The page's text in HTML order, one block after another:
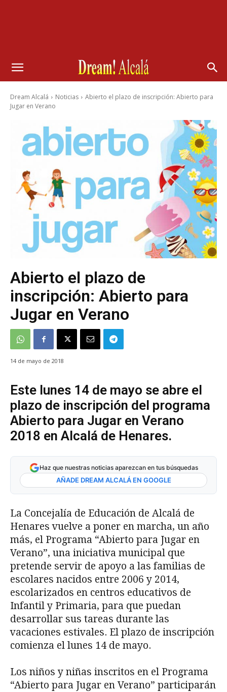
Dream Alcalá Noticias
Abierto el plazo de inscripción: Abierto para
Jugar en Verano
Abierto el plazo de
inscripción: Abierto para
Jugar en Verano
14 de mayo de 2018
Este lunes 14 de mayo se abre el
plazo de inscripción del programa
Abierto para Jugar en Verano
2018 en Alcalá de Henares.
Haz que nuestras noticias aparezcan en tus búsquedas
AÑADE DREAM ALCALÁ EN GOOGLE
La Concejalía de Educación de Alcalá de
Henares vuelve a poner en marcha, un año
más, el Programa “Abierto para Jugar en
Verano”, una iniciativa municipal que
pretende servir de apoyo a las familias de
escolares nacidos entre 2006 y 2014,
escolarizados en centros educativos de
Infantil y Primaria, para que puedan
desarrollar sus tareas durante las
vacaciones estivales. El plazo de inscripción
comienza el lunes 14 de mayo.
Los niños y niñas inscritos en el Programa
“Abierto para Jugar en Verano” participarán